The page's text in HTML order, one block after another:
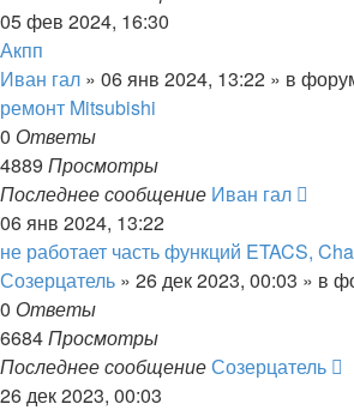
05 фев 2024, 16:30
Акпп
Иван гал » 06 янв 2024, 13:22 » в
ремонт Mitsubishi
0 Ответы
4889 Просмотры
Последнее сообщение Иван гал
06 янв 2024, 13:22
не работает часть функций ETACS,
Созерцатель » 26 дек 2023, 00:03 » в
0 Ответы
6684Просмотры
Последнее сообщениеСозерцатель
26 дек 2023, 00:03